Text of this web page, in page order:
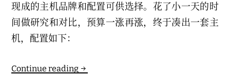
现成的主机品牌和配置可供选择。花了小一天的时
间做研究和对比，预算一涨再涨，终于凑出一套主
机，配置如下：
Continue readingNew